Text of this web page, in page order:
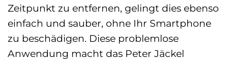
Zeitpunkt zu entfernen, gelingt dies ebenso
einfach und sauber, ohne Ihr Smartphone
zu beschädigen. Diese problemlose
Anwendung macht das Peter Jäckel